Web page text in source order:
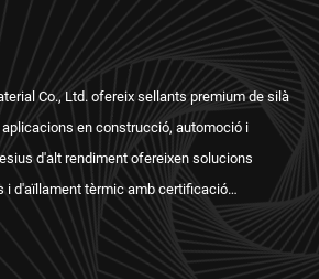
Co., Ltd. ofereix sellants premium de silà
en construcció, automoció i
d'alt rendiment ofereixen solucions
i d'aïllament tèrmic amb certificació